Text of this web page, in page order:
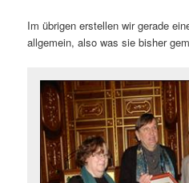
Im übrigen erstellen wir gerade
allgemein, also was sie bisher